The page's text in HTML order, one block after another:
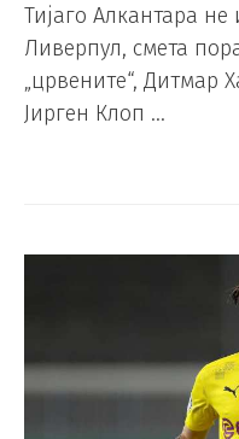
Тијаго Алкантара
Ливерпул, смета
„црвените“, Дитмар
Јирген Клоп …